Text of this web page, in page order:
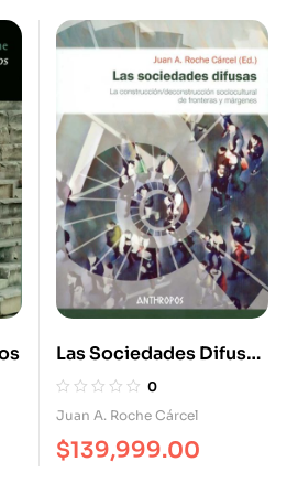
Las Sociedades Difusas
La Construcción
Deconstrucción
Fronteras Y Márgenes
0
Juan A. Roche Cárcel
$139,999.00